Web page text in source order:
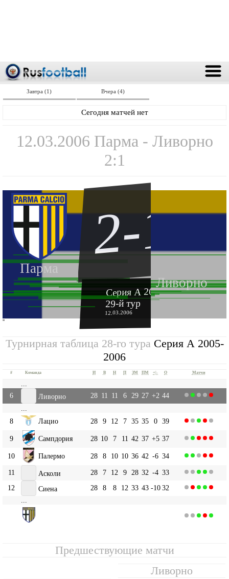
Завтра (1) Вчера (4)
Сегодня матчей нет
12.03.2006 Парма - Ливорно
2:1
Парма
Ливорно
2-1
Серия А 2005-2006
29-й тур
12.03.2006
''
Турнирная таблица 28-го тура Серия А 2005-
2006
# Команда И В Н П ЗМ ПМ +|- О Матчи
6
Ливорно 28 11 11 6 29 27 +2 44
8
Лацио 28 9 12 7 35 35 0 39
9 Сампдория 28 10 7 11 42 37 +5 37
10 Палермо 28 8 10 10 36 42 -6 34
11
Асколи 28 7 12 9 28 32 -4 33
12
Сиена 28 8 8 12 33 43 -10 32
Предшествующие матчи
Ливорно